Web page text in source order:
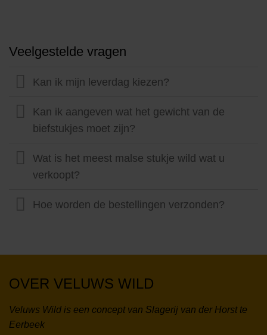
Veelgestelde vragen
Kan ik mijn leverdag kiezen?
Kan ik aangeven wat het gewicht van de
biefstukjes moet zijn?
Wat is het meest malse stukje wild wat u
verkoopt?
Hoe worden de bestellingen verzonden?
OVER VELUWS WILD
Veluws Wild is een concept van Slagerij van der Horst te
Eerbeek